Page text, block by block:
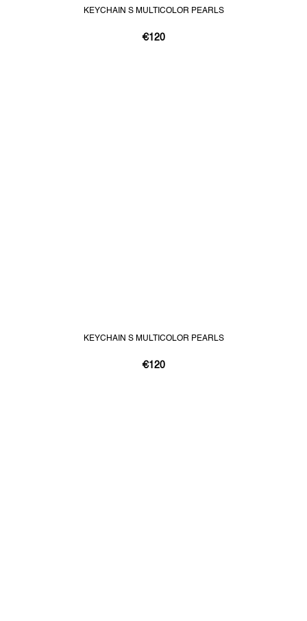
KEYCHAIN S MULTICOLOR PEARLS
€120
KEYCHAIN S MULTICOLOR PEARLS
€120